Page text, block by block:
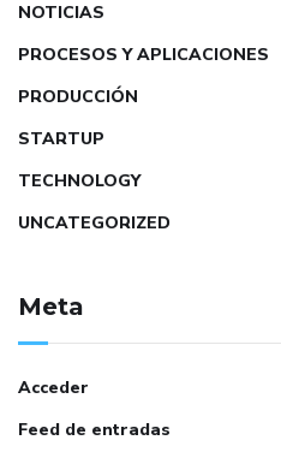
NOTICIAS
PROCESOS Y APLICACIONES
PRODUCCIÓN
STARTUP
TECHNOLOGY
UNCATEGORIZED
Meta
Acceder
Feed de entradas